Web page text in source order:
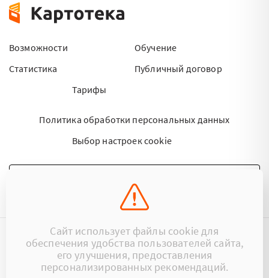
Возможности
Статистика
Тарифы
Обучение
Публичный договор
Политика обработки персональных данных
Выбор настроек cookie
НАПИСАТЬ ПИСЬМО
©2015 - 2026 Kartoteka.by Все права защищены.
+375 (29) 17-383-17 ООО «Картотека»
Сайт использует файлы cookie для
обеспечения удобства пользователей сайта,
его улучшения, предоставления
персонализированных рекомендаций.